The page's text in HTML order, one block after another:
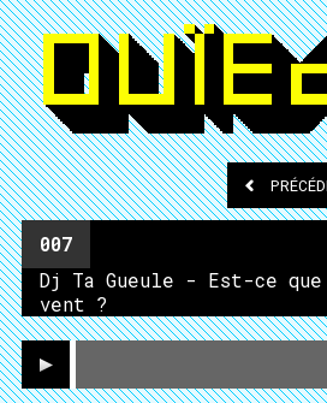
007
Dj Ta Gueule - Est-ce
vent ?